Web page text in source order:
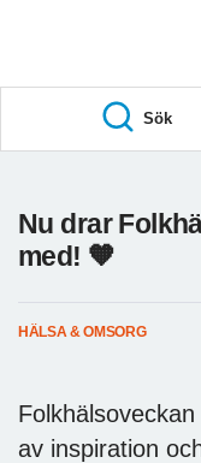
S
A
Sök
Nu drar
med! 🧡
HÄLSA & OMSORG
av inspiration